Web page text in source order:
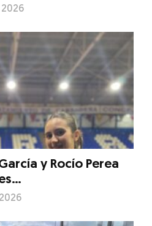
2026
y Rocío Perea